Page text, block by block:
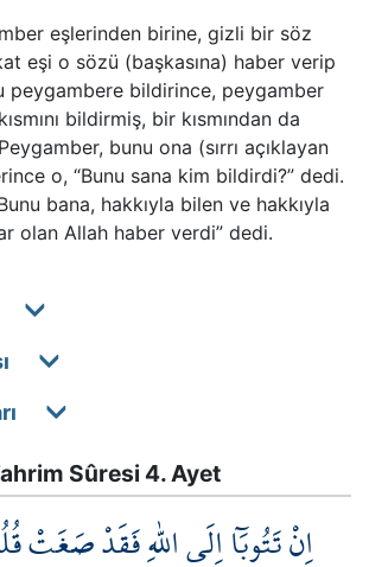
eşlerinden birine, gizli bir söz
eşi o sözü (başkasına) haber verip
peygambere bildirince, peygamber
bildirmiş, bir kısmından da
bunu ona (sırrı açıklayan
o, “Bunu sana kim bildirdi?” dedi.
bana, hakkıyla bilen ve hakkıyla
olan Allah haber verdi” dedi.
Sûresi 4. Ayet
اِنْ تَتُوبَٓا اِلَى اللّٰهِ فَقَدْ صَغَتْ